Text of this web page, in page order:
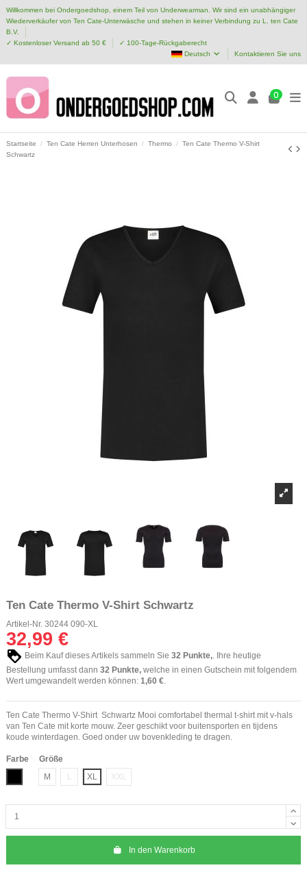
Willkommen bei Ondergoedshop, einem Teil von Underwearman. Wir sind ein unabhängiger
Wiederverkäufer von Ten Cate-Unterwäsche und stehen in keiner Verbindung zu L. ten Cate
B.V.
✓ Kostenloser Versand ab 50 €
✓ 100-Tage-Rückgaberecht
Deutsch
Kontaktieren Sie uns
0
Startseite Ten Cate Herren Unterhosen Thermo
Ten Cate Thermo V-Shirt
Schwartz
Ten Cate Thermo V-Shirt Schwartz
Artikel-Nr. 30244 090-XL
32,99 €
Beim Kauf dieses Artikels sammeln Sie 32 Punkte,. Ihre heutige
Bestellung umfasst dann 32 Punkte, welche in einen Gutschein mit folgendem
Wert umgewandelt werden können: 1,60 €
Ten Cate Thermo V-Shirt Schwartz Mooi comfortabel thermal t-shirt mit v-hals
van Ten Cate mit korte mouw. Zeer geschikt voor buitensporten en tijdens
koude winterdagen. Goed onder uw bovenkleding te dragen.
Farbe
Schwarz
Größe
M
L XL XXL
In den Warenkorb